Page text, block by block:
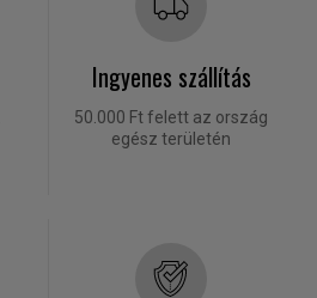
Ingyenes szállítás
50.000 Ft felett az ország
egész területén